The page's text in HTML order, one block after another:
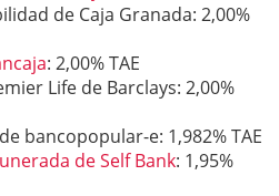
de Caja Granada: 2,00%
: 2,00% TAE
Life de Barclays: 2,00%
bancopopular-e: 1,982% TAE
de Self Bank: 1,95%